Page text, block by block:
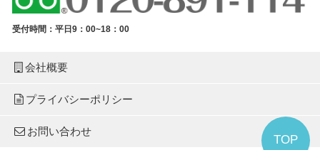
TOP
受付時間：平日9：00~18：00
会社概要
プライバシーポリシー
お問い合わせ